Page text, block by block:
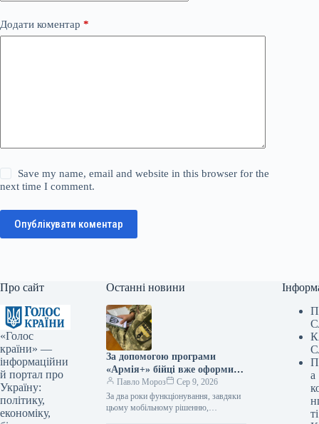
Додати коментар *
Save my name, email and website in this browser for the
next time I comment.
Опублікувати коментар
Про сайт
«Голос
країни» —
інформаційни
й портал про
Україну:
політику,
економіку,
Останні новини
За допомогою програми
«Армія+» бійці вже оформили
майже 3 мільйони рапортів.
Павло Мороз
Сер 9, 2026
За два роки функціонування, завдяки
цьому мобільному рішенню,
а
ті